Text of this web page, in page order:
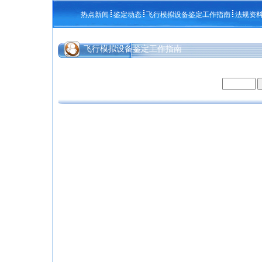
热点新闻 鉴定动态 飞行模拟设备鉴定工作指南 法规资
飞行模拟设备鉴定工作指南